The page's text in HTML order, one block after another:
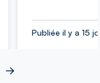
Publiée il y a 15